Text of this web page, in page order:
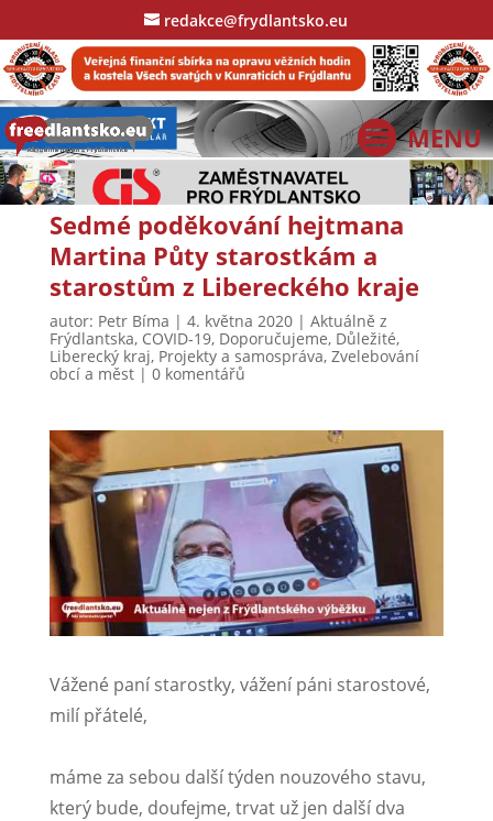
redakce@frydlantsko.eu
Sedmé poděkování hejtmana
Martina Půty starostkám a
starostům z Libereckého kraje
autor: Petr Bíma | 4. května 2020| Aktuálně z
Frýdlantska, COVID-19, Doporučujeme, Důležité,
Liberecký kraj, Projekty a samospráva, Zvelebování
obcí a měst| 0 komentářů
Vážené paní starostky, vážení páni starostové,
milí přátelé,
máme za sebou další týden nouzového stavu,
který bude, doufejme, trvat už jen další dva